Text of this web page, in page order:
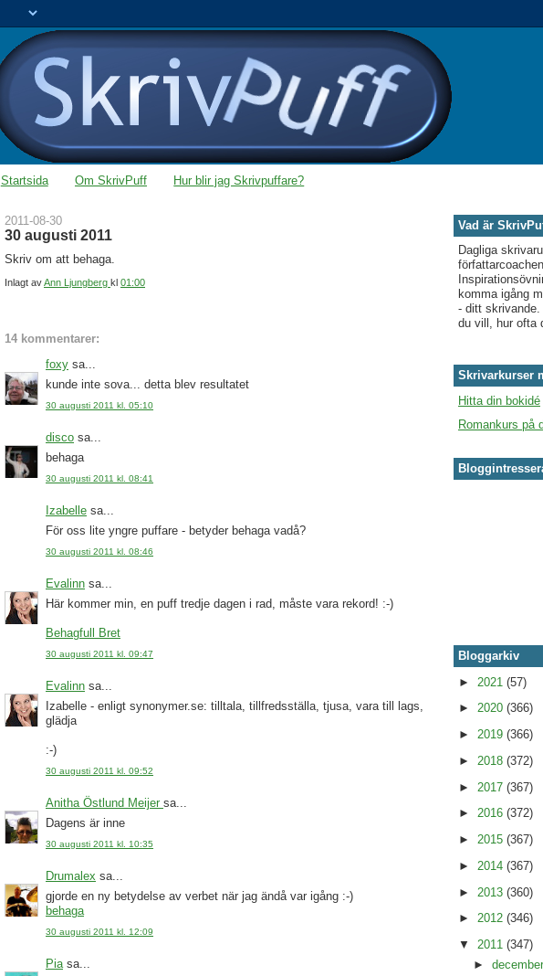
Startsida Om SkrivPuff Hur blir jag Skrivpuffare?
2011-08-30
30 augusti 2011
Skriv om att behaga.
Inlagt avAnn Ljungberg kl 01:00
14 kommentarer:
foxy sa...
kunde inte sova... detta blev resultatet
30 augusti 2011 kl. 05:10
disco sa...
behaga
30 augusti 2011 kl. 08:41
Izabelle sa...
För oss lite yngre puffare - betyder behaga vadå?
30 augusti 2011 kl. 08:46
Evalinn sa...
Här kommer min, en puff tredje dagen i rad, måste vara rekord! :-)
Behagfull Bret
30 augusti 2011 kl. 09:47
Evalinn sa...
Izabelle - enligt synonymer.se: tilltala, tillfredsställa, tjusa, vara till lags,
glädja
:-)
30 augusti 2011 kl. 09:52
Anitha Östlund Meijer sa...
Dagens är inne
30 augusti 2011 kl. 10:35
Drumalex sa...
gjorde en ny betydelse av verbet när jag ändå var igång :-)
behaga
30 augusti 2011 kl. 12:09
Pia sa...
Vad är
Dagliga
författarcoachen
komma igång
- ditt
du vill, hur ofta
Skrivarkurser
Hitta din bokidé
Romankurs på
Bloggarkiv
► 2021 (57)
► 2020 (366)
► 2019 (366)
► 2018 (372)
► 2017 (367)
► 2016 (372)
► 2015 (367)
► 2014 (367)
► 2013 (360)
► 2012 (346)
▼ 2011 (347)
► december